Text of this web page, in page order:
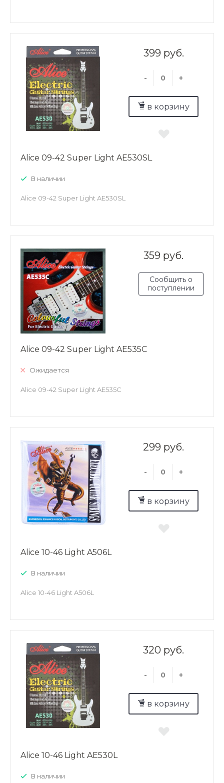
399 руб.
- +
в корзину
Alice 09-42 Super Light AE530SL
В наличии
Alice 09-42 Super Light AE530SL
359 руб.
Сообщить о
поступлении
Alice 09-42 Super Light AE535C
Ожидается
Alice 09-42 Super Light AE535C
299 руб.
- +
в корзину
Alice 10-46 Light A506L
В наличии
Alice 10-46 Light A506L
320 руб.
- +
в корзину
Alice 10-46 Light AE530L
В наличии